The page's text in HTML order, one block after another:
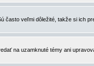
často veľmi dôležité, takže si
na uzamknuté témy ani